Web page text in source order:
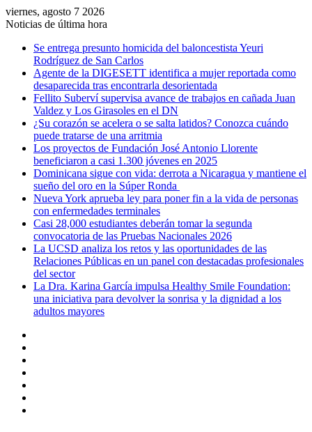
viernes, agosto 7 2026
Noticias de última hora
Se entrega presunto homicida del baloncestista Yeuri
Rodríguez de San Carlos
Agente de la DIGESETT identifica a mujer reportada como
desaparecida tras encontrarla desorientada
Fellito Suberví supervisa avance de trabajos en cañada Juan
Valdez y Los Girasoles en el DN
¿Su corazón se acelera o se salta latidos? Conozca cuándo
puede tratarse de una arritmia
Los proyectos de Fundación José Antonio Llorente
beneficiaron a casi 1.300 jóvenes en 2025
Dominicana sigue con vida: derrota a Nicaragua y mantiene el
sueño del oro en la Súper Ronda
Nueva York aprueba ley para poner fin a la vida de personas
con enfermedades terminales
Casi 28,000 estudiantes deberán tomar la segunda
convocatoria de las Pruebas Nacionales 2026
La UCSD analiza los retos y las oportunidades de las
Relaciones Públicas en un panel con destacadas profesionales
del sector
La Dra. Karina García impulsa Healthy Smile Foundation:
una iniciativa para devolver la sonrisa y la dignidad a los
adultos mayores